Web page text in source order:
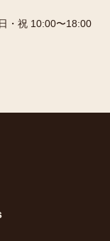
・祝 10:00〜18:00